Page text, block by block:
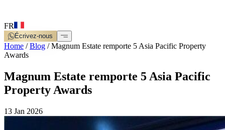
FR
Écrivez-nous
Home /Blog /Magnum Estate remporte 5 Asia Pacific Property
Awards
Magnum Estate remporte 5 Asia Pacific
Property Awards
13 Jan 2026